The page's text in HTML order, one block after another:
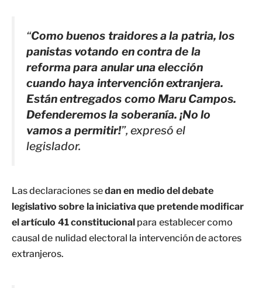
“Como buenos traidores a la patria, los
panistas votando en contra de la
reforma para anular una elección
cuando haya intervención extranjera.
Están entregados como Maru Campos.
Defenderemos la soberanía. ¡No lo
vamos a permitir!”, expresó el
legislador.
Las declaraciones sedan en medio del debate
legislativo sobre la iniciativa que pretende modificar
el artículo 41 constitucionalpara establecer como
causal de nulidad electoral la intervención de actores
extranjeros.